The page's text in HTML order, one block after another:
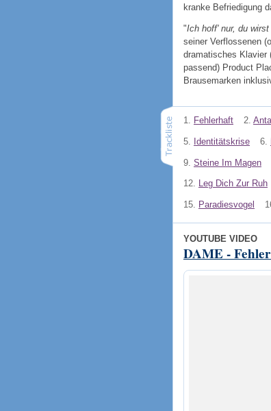
kranke Befriedigung
"Ich hoff' nur, du
seiner Verflossenen
dramatisches Klavier
passend) Product
Brausemarken
1. Fehlerhaft 2.
5. Identitätskrise 6.
9. Steine Im Magen
12. Leg Dich Zur Ruh
15. Paradiesvogel
YOUTUBE VIDEO
DAME -